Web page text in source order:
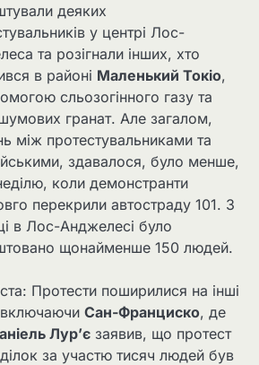
деяких
у центрі Лос-
та розігнали інших, хто
в районі Маленький Токіо,
сльозогінного газу та
гранат. Але загалом,
між протестувальниками та
здавалося, було менше,
коли демонстранти
перекрили автостраду 101. З
в Лос-Анджелесі було
щонайменше 150 людей.
Протести поширилися на інші
включаючи Сан-Франциско, де
Лур’є заявив, що протест
за участю тисяч людей був